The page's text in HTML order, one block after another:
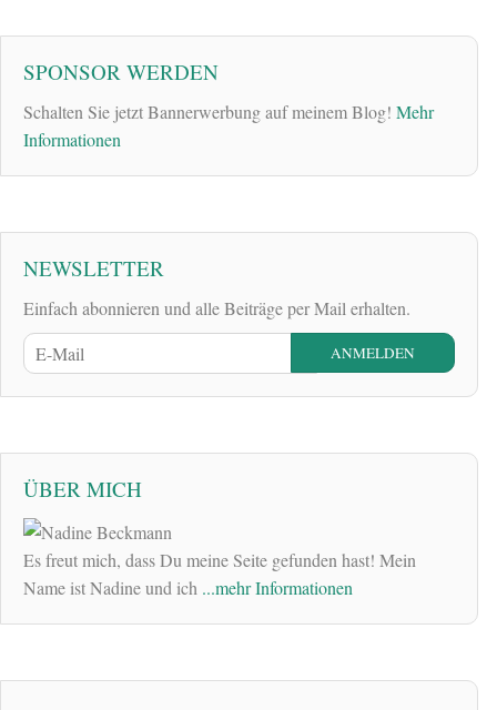
SPONSOR WERDEN
Schalten Sie jetzt Bannerwerbung auf meinem Blog! Mehr
Informationen
NEWSLETTER
Einfach abonnieren und alle Beiträge per Mail erhalten.
ÜBER MICH
Es freut mich, dass Du meine Seite gefunden hast! Mein
Name ist Nadine und ich ...mehr Informationen